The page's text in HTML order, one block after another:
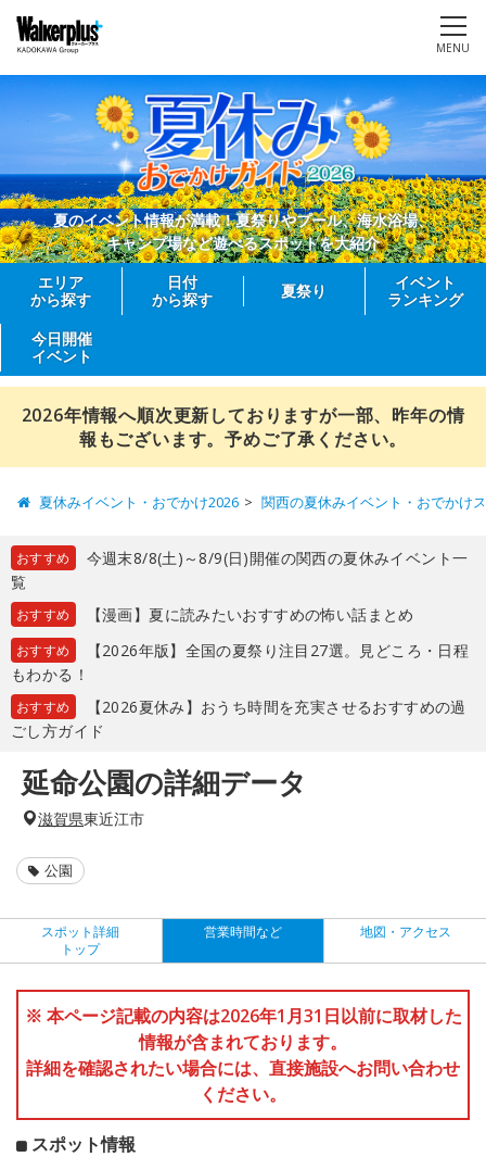
MENU
夏のイベント情報が満載！夏祭りやプール、海水浴場、
キャンプ場など遊べるスポットを大紹介
エリア
から探す
日付
から探す
夏祭り
イベント
ランキング
今日開催
イベント
2026年情報へ順次更新しておりますが一部、昨年の情
報もございます。予めご了承ください。
夏休みイベント・おでかけ2026 関西の夏休みイベント・おでかけ
おすすめ
今週末8/8(土)～8/9(日)開催の関西の夏休みイベント一
覧
おすすめ 【漫画】夏に読みたいおすすめの怖い話まとめ
おすすめ
【2026年版】全国の夏祭り注目27選。見どころ・日程
もわかる！
おすすめ
【2026夏休み】おうち時間を充実させるおすすめの過
ごし方ガイド
延命公園の詳細データ
滋賀県東近江市
公園
スポット詳細
トップ
営業時間など 地図・アクセス
※ 本ページ記載の内容は2026年1月31日以前に取材した
情報が含まれております。
詳細を確認されたい場合には、直接施設へお問い合わせ
ください。
スポット情報